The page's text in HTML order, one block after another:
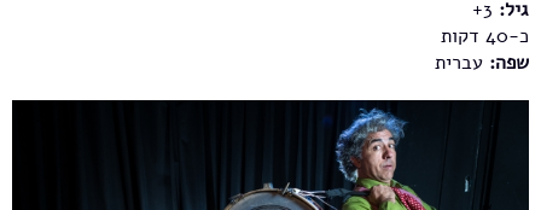
גיל: 3+
כ-40
שפה: עברית